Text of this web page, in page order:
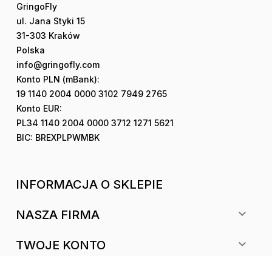
GringoFly
ul. Jana Styki 15
31-303 Kraków
Polska
info@gringofly.com
Konto PLN (mBank):
19 1140 2004 0000 3102 7949 2765
Konto EUR:
PL34 1140 2004 0000 3712 1271 5621
BIC: BREXPLPWMBK
INFORMACJA O SKLEPIE
NASZA FIRMA 
TWOJE KONTO 